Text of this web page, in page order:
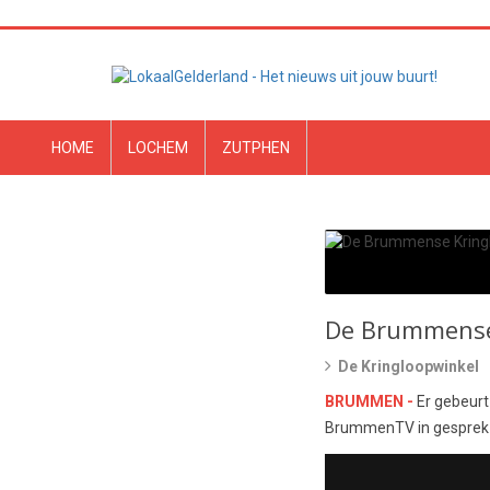
HOME LOCHEM ZUTPHEN
De
De Kringloopwinkel
BRUMMEN - Er
BrummenTV in